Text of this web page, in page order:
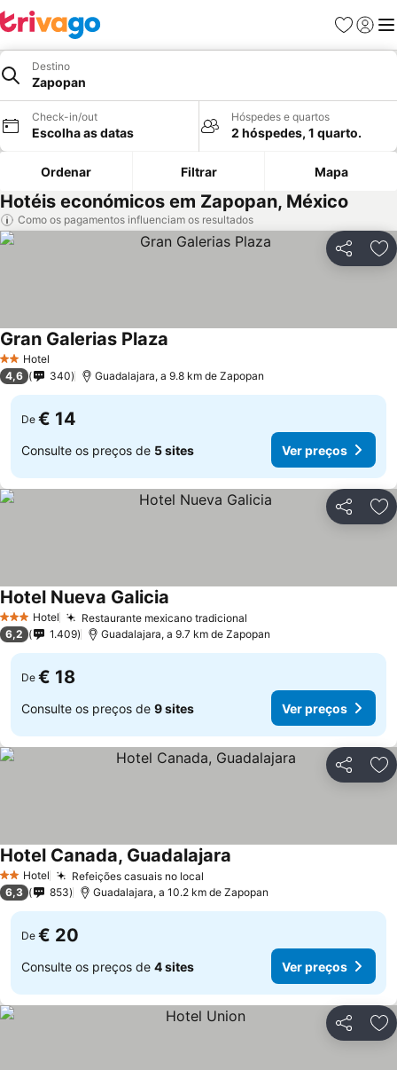
Favoritos
Iniciar
Destino
Zapopan
Check-in/out
Escolha as datas
Hóspedes e quartos
2 hóspedes, 1 quarto.
Ordenar Filtrar Mapa
Hotéis económicos em Zapopan, México
Como os pagamentos influenciam os resultados
Partilhar
2 Estrelas
Hotel
Gran Galerias Plaza
4,6 340 Guadalajara, a 9.8 km de Zapopan
De € 14
Consulte os preços de 5 sites Ver preços
Partilhar
3 EstrelasHotel Restaurante mexicano tradicional
Hotel Nueva Galicia
6,2 1.409 Guadalajara, a 9.7 km de Zapopan
De € 18
Consulte os preços de 9 sites Ver preços
Partilhar
2 Estrelas
Hotel Refeições casuais no local
Hotel Canada, Guadalajara
6,3 853 Guadalajara, a 10.2 km de Zapopan
De € 20
Consulte os preços de 4 sites Ver preços
Partilhar